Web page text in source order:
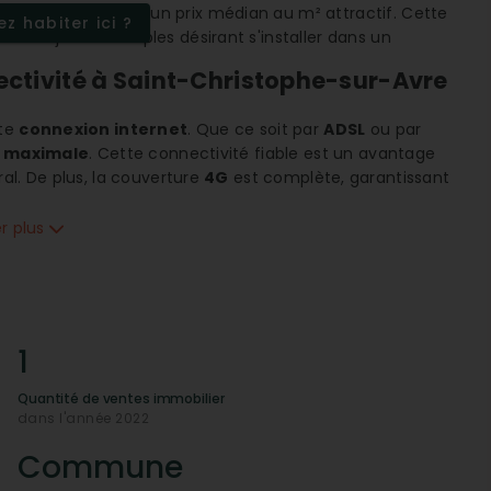
abordable, avec un prix médian au m² attractif. Cette
les jeunes couples désirant s'installer dans un
habiter ici ?
à Saint-Christophe-sur-Avre
connexion internet. Que ce soit par ADSL ou par
. Cette connectivité fiable est un avantage
De plus, la couverture 4G est complète, garantissant
et climatiques de la zone
agréable avec des étés doux et des hivers
forêts publiques accessibles
de cadre naturel et de conditions climatiques
plus
1
Quantité de ventes immobilier
dans l'année 2022
Commune